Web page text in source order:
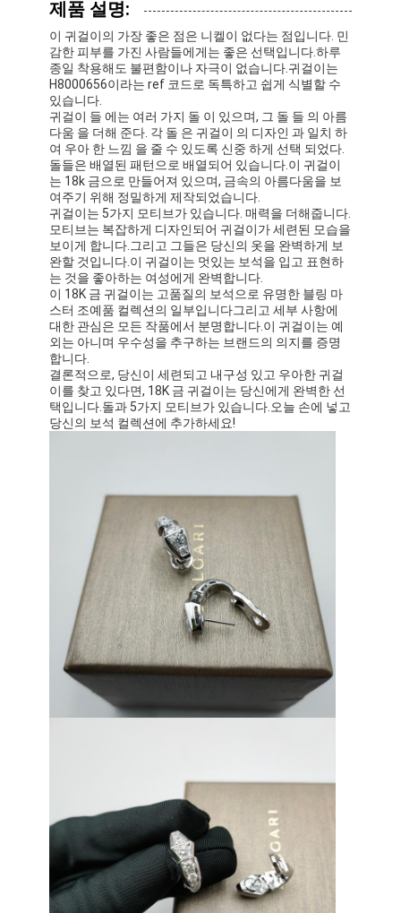
집
제품
제품 설명:
이 귀걸이의 가장 좋은 점은 니켈이 없다는 점입니다. 민
감한 피부를 가진 사람들에게는 좋은 선택입니다.하루
종일 착용해도 불편함이나 자극이 없습니다.귀걸이는
H8000656이라는 ref 코드로 독특하고 쉽게 식별할 수
있습니다.
귀걸이 들 에는 여러 가지 돌 이 있으며, 그 돌 들 의 아름
다움 을 더해 준다. 각 돌 은 귀걸이 의 디자인 과 일치 하
여 우아 한 느낌 을 줄 수 있도록 신중 하게 선택 되었다.
돌들은 배열된 패턴으로 배열되어 있습니다.이 귀걸이
는 18k 금으로 만들어져 있으며, 금속의 아름다움을 보
여주기 위해 정밀하게 제작되었습니다.
귀걸이는 5가지 모티브가 있습니다. 매력을 더해줍니다.
모티브는 복잡하게 디자인되어 귀걸이가 세련된 모습을
보이게 합니다.그리고 그들은 당신의 옷을 완벽하게 보
완할 것입니다.이 귀걸이는 멋있는 보석을 입고 표현하
는 것을 좋아하는 여성에게 완벽합니다.
이 18K 금 귀걸이는 고품질의 보석으로 유명한 블링 마
스터 조예품 컬렉션의 일부입니다그리고 세부 사항에
대한 관심은 모든 작품에서 분명합니다.이 귀걸이는 예
외는 아니며 우수성을 추구하는 브랜드의 의지를 증명
합니다.
결론적으로, 당신이 세련되고 내구성 있고 우아한 귀걸
이를 찾고 있다면, 18K 금 귀걸이는 당신에게 완벽한 선
택입니다.돌과 5가지 모티브가 있습니다.오늘 손에 넣고
당신의 보석 컬렉션에 추가하세요!